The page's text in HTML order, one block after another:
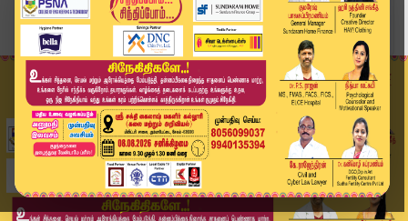
Home
இந்தியா
"ஒவ்வொரு காஷ்மீரிகளையும் சந்தேகக் கண் கொண்டு பா...